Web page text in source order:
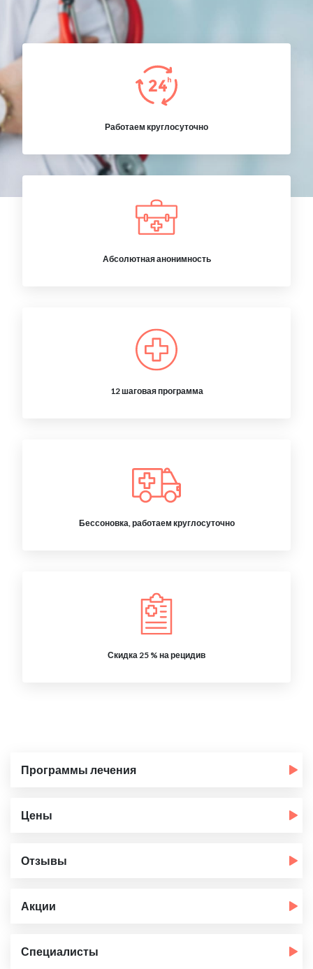
Работаем круглосуточно
Абсолютная анонимность
12 шаговая программа
Бессоновка, работаем круглосуточно
Скидка 25 % на рецидив
Программы лечения
Цены
Отзывы
Акции
Специалисты